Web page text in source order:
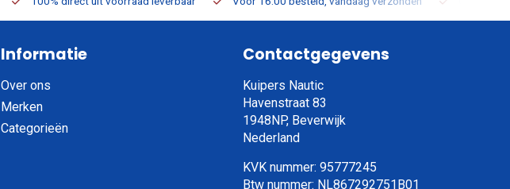
Informatie
Over ons
Merken
Categorieën
Contactgegevens
Kuipers Nautic
Havenstraat 83
1948NP, Beverwijk
Nederland
KVK nummer: 95777245
Btw nummer: NL867292751B01